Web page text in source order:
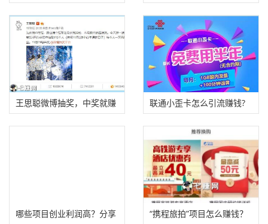
也赚钱!
王思聪微博抽奖，中奖就赚
1万元！
联通小歪卡怎么引流赚钱?
哪些项目创业利润高？分享 “携程旅拍”项目怎么赚钱？